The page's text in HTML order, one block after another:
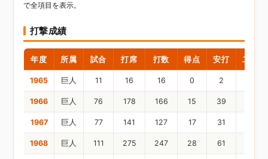
で全項目を表示。
打撃成績
年度 所属 試合 打席 打数 得点 安打 二塁打
1965 巨人 11 16 16 0 2
1966 巨人 76 178 166 15 39
1967 巨人 77 141 127 17 31
1968 巨人 111 275 247 28 61